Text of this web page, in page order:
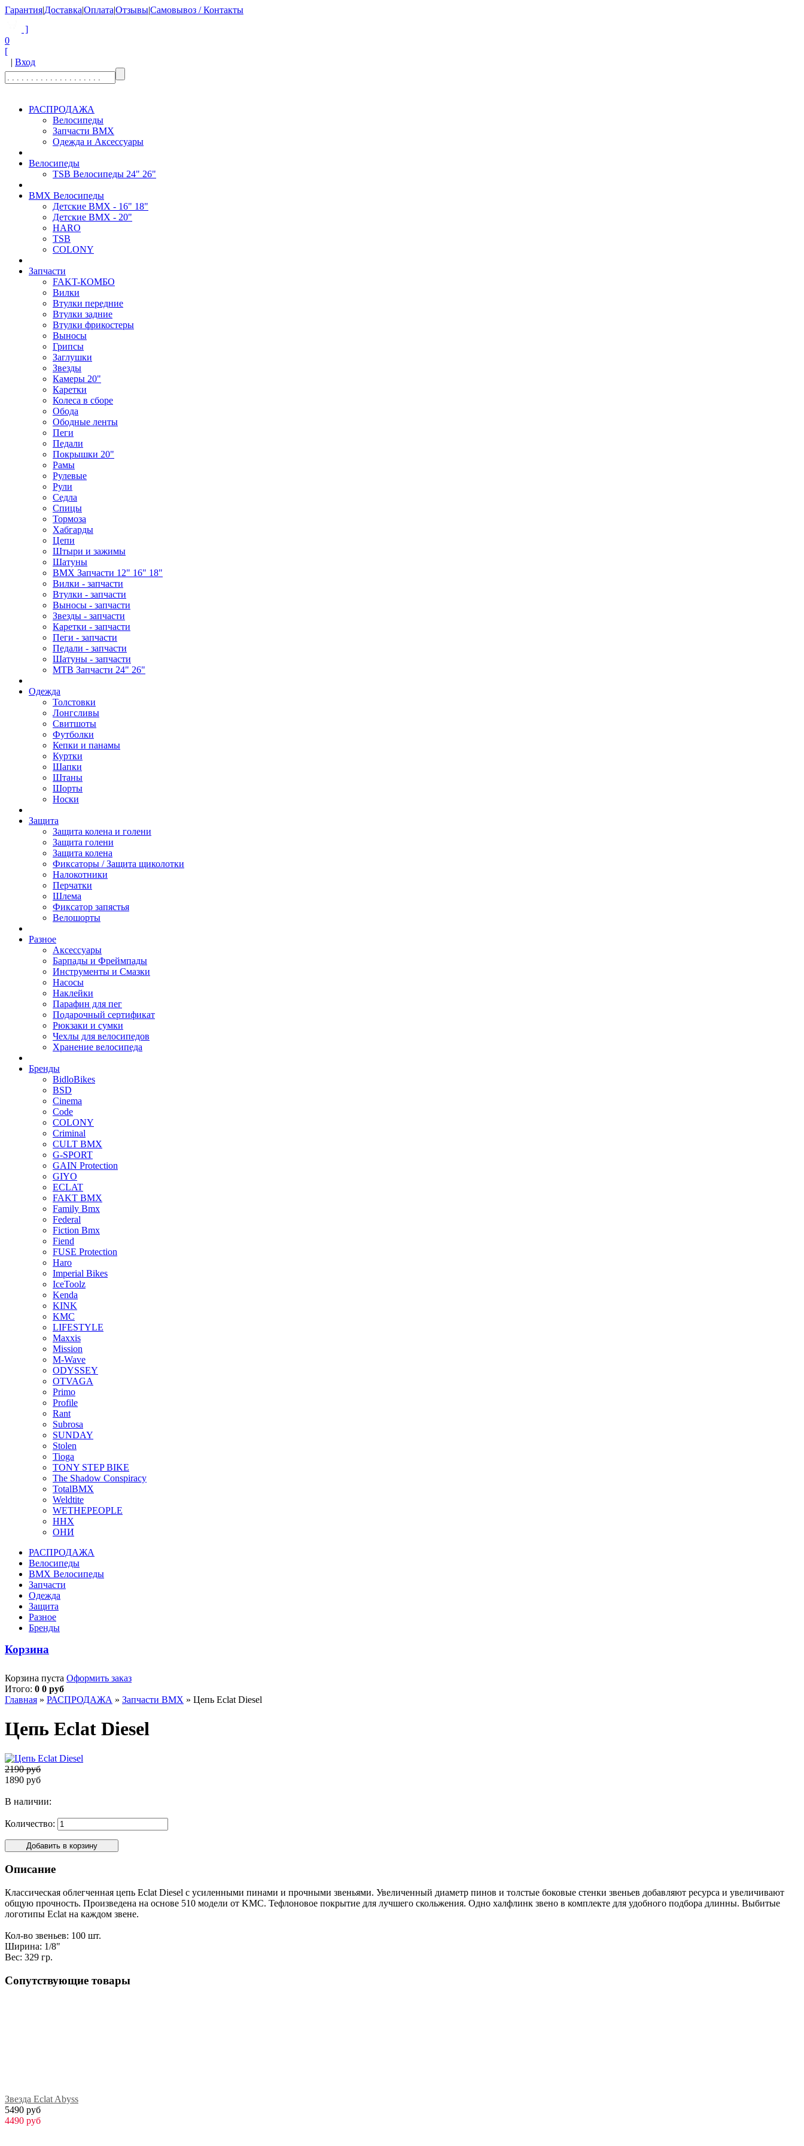
Гарантия|Доставка|Оплата|Отзывы|Самовывоз / Контакты
]
0
[
| Вход
РАСПРОДАЖА
Велосипеды
Запчасти BMX
Одежда и Аксессуары
Велосипеды
TSB Велосипеды 24" 26"
BMX Велосипеды
Детские BMX - 16" 18"
Детские BMX - 20"
HARO
TSB
COLONY
Запчасти
FAKT-КОМБО
Вилки
Втулки передние
Втулки задние
Втулки фрикостеры
Выносы
Грипсы
Заглушки
Звезды
Камеры 20"
Каретки
Колеса в сборе
Обода
Ободные ленты
Пеги
Педали
Покрышки 20"
Рамы
Рулевые
Рули
Седла
Спицы
Тормоза
Хабгарды
Цепи
Штыри и зажимы
Шатуны
BMX Запчасти 12" 16" 18"
Вилки - запчасти
Втулки - запчасти
Выносы - запчасти
Звезды - запчасти
Каретки - запчасти
Пеги - запчасти
Педали - запчасти
Шатуны - запчасти
MTB Запчасти 24" 26"
Одежда
Толстовки
Лонгсливы
Свитшоты
Футболки
Кепки и панамы
Куртки
Шапки
Штаны
Шорты
Носки
Защита
Защита колена и голени
Защита голени
Защита колена
Фиксаторы / Защита щиколотки
Налокотники
Перчатки
Шлема
Фиксатор запястья
Велошорты
Разное
Аксессуары
Барпады и Фреймпады
Инструменты и Смазки
Насосы
Наклейки
Парафин для пег
Подарочный сертификат
Рюкзаки и сумки
Чехлы для велосипедов
Хранение велосипеда
Бренды
BidloBikes
BSD
Cinema
Code
COLONY
Criminal
CULT BMX
G-SPORT
GAIN Protection
GIYO
ECLAT
FAKT BMX
Family Bmx
Federal
Fiction Bmx
Fiend
FUSE Protection
Haro
Imperial Bikes
IceToolz
Kenda
KINK
KMC
LIFESTYLE
Maxxis
Mission
M-Wave
ODYSSEY
OTVAGA
Primo
Profile
Rant
Subrosa
SUNDAY
Stolen
Tioga
TONY STEP BIKE
The Shadow Conspiracy
TotalBMX
Weldtite
WETHEPEOPLE
ННХ
ОНИ
РАСПРОДАЖА
Велосипеды
BMX Велосипеды
Запчасти
Одежда
Защита
Разное
Бренды
Корзина
Корзина пуста Оформить заказ
Итого: 0 0 руб
Главная » РАСПРОДАЖА » Запчасти BMX » Цепь Eclat Diesel
Цепь Eclat Diesel
2190 руб
1890 руб
В наличии:
Количество:
Описание
Классическая облегченная цепь Eclat Diesel с усиленными пинами и прочными звеньями. Увеличенный диаметр пинов и толстые боковые стенки звеньев добавляют ресурса и увеличивают
общую прочность. Произведена на основе 510 модели от KMC. Тефлоновое покрытие для лучшего скольжения. Одно халфлинк звено в комплекте для удобного подбора длинны. Выбитые
логотипы Eclat на каждом звене.
Кол-во звеньев: 100 шт.
Ширина: 1/8"
Вес: 329 гр.
Сопутствующие товары
Звезда Eclat Abyss
5490 руб
4490 руб